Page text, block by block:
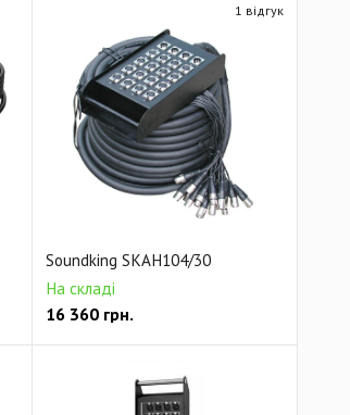
Soundking SKAH104/30
На складі
16 360 грн.
1 відгук